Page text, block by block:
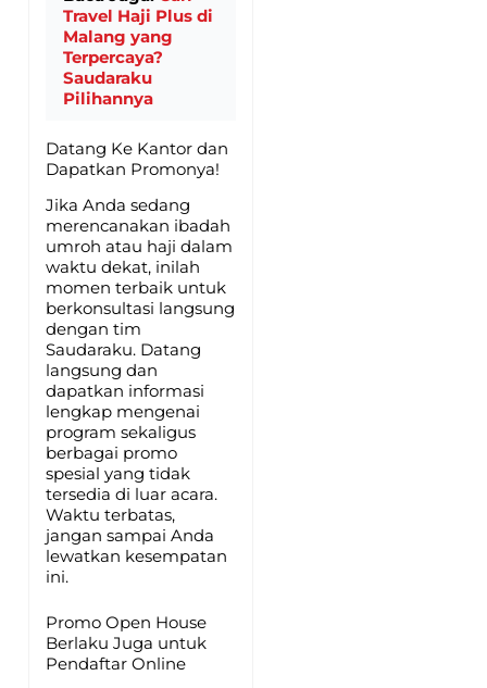
Travel Haji Plus di
Malang yang
Terpercaya?
Saudaraku
Pilihannya
Datang Ke Kantor dan
Dapatkan Promonya!
Jika Anda sedang
merencanakan ibadah
umroh atau haji dalam
waktu dekat, inilah
momen terbaik untuk
berkonsultasi langsung
dengan tim
Saudaraku. Datang
langsung dan
dapatkan informasi
lengkap mengenai
program sekaligus
berbagai promo
spesial yang tidak
tersedia di luar acara.
Waktu terbatas,
jangan sampai Anda
lewatkan kesempatan
ini.
Promo Open House
Berlaku Juga untuk
Pendaftar Online